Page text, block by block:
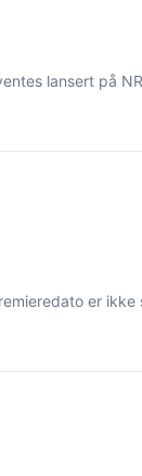
lansert på
er ikke